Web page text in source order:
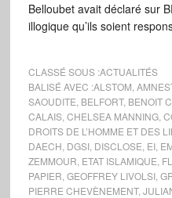
Belloubet avait déclaré sur
illogique qu’ils soient
CLASSÉ SOUS :ACTUALITÉS
BALISÉ AVEC :ALSTOM
SAOUDITE BELFORT, BENOIT
CALAIS, CHELSEA MANNING,
DROITS DE L’HOMME ET DES
DAECH DGSI, DISCLOSE EI,
ZEMMOUR ETAT ISLAMIQUE
PAPIER GEOFFREY LIVOLSI,
PIERRE CHEVÈNEMENT,